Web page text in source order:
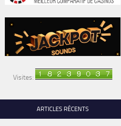
Visites:
ARTICLES RÉCENTS